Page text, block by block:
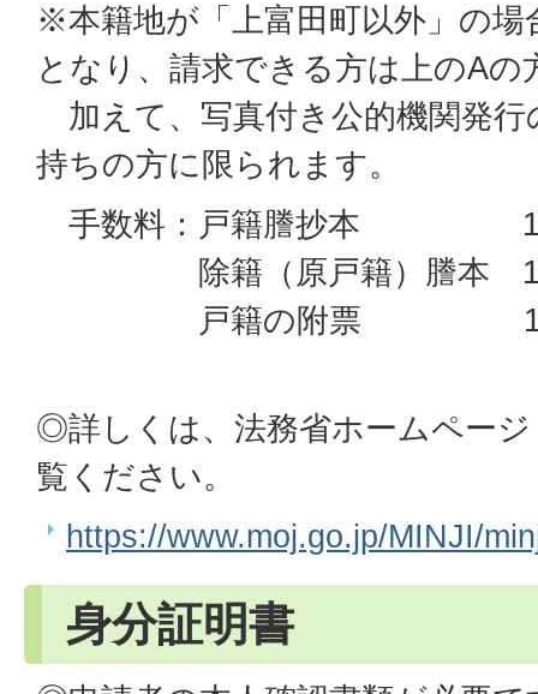
※本籍地が「上富田町以外」の場
となり、請求できる方は上のA
加えて、写真付き公的機関発行
持ちの方に限られます。
手数料：戸籍謄抄本 1
除籍（原戸籍）謄本 1
戸籍の附票 1通
◎詳しくは、法務省ホームペー
覧ください。
https://www.moj.go.jp/MINJI/
身分証明書